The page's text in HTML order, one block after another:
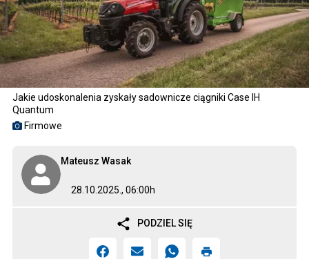
Jakie udoskonalenia zyskały sadownicze ciągniki Case IH
Quantum
Firmowe
28.10.2025., 06:00h
Mateusz Wasak
PODZIEL SIĘ